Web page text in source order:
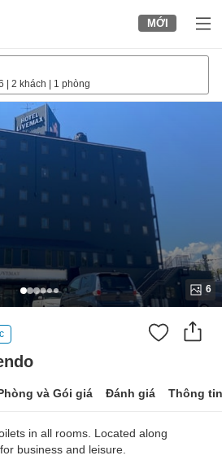
MỚI
2 khách 1 phòng
6
và Gói giá Đánh giá Thông
in all rooms. Located along
business and leisure.